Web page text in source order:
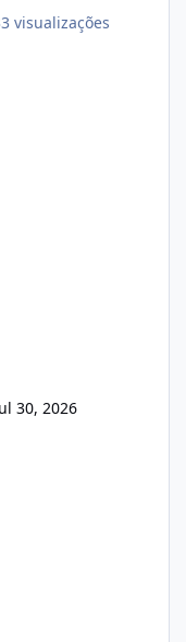
comercialização
visualizações
30, 2026